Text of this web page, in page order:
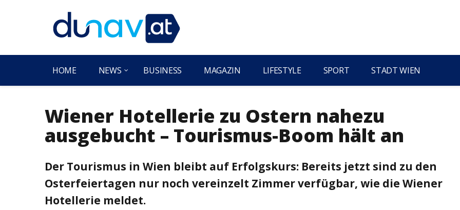
HOME NEWS BUSINESS MAGAZIN LIFESTYLE SPORT STADT WIEN
Wiener Hotellerie zu Ostern nahezu
ausgebucht – Tourismus-Boom hält an
Der Tourismus in Wien bleibt auf Erfolgskurs: Bereits jetzt sind zu den
Osterfeiertagen nur noch vereinzelt Zimmer verfügbar, wie die Wiener
Hotellerie meldet.